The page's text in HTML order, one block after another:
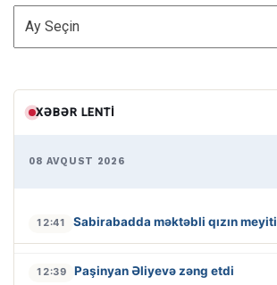
ARXİV
XƏBƏR LENTI
08 AVQUST 2026
12:41 Sabirabadda məktəbli qızın meyiti
12:39 Paşinyan Əliyevə zəng etdi